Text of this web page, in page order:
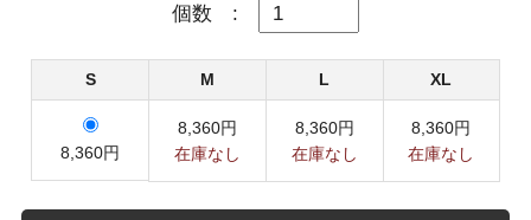
個数 :
S M L XL
8,360円
8,360円
在庫なし
8,360円
在庫なし
8,360円
在庫なし